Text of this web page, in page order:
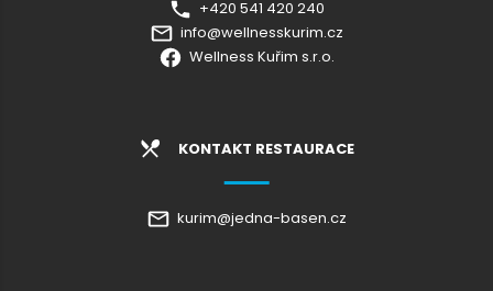
+420 541 420 240
info@wellnesskurim.cz
Wellness Kuřim s.r.o.
KONTAKT RESTAURACE
kurim@jedna-basen.cz